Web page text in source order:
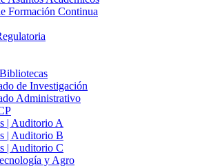
Formación Continua
de Investigación
Administrativo
| Auditorio A
| Auditorio B
| Auditorio C
y Agro